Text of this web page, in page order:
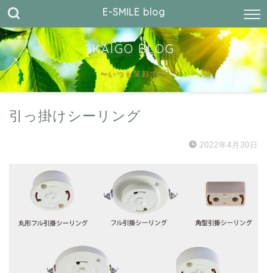
E-SMILE blog
KAIGO BLOG
〜いつも笑顔で〜
引っ掛けシーリング
2022年4月30日